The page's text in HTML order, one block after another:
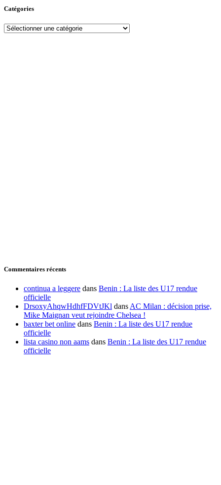
Catégories
Catégories
Commentaires récents
continua a leggere dans Benin : La liste des U17 rendue
officielle
DrsoxyAhqwHdhfFDVtJKl dans AC Milan : décision prise,
Mike Maignan veut rejoindre Chelsea !
baxter bet online dans Benin : La liste des U17 rendue
officielle
lista casino non aams dans Benin : La liste des U17 rendue
officielle